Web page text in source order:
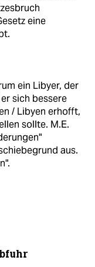
eine
ein Libyer, der
sich bessere
/ Libyen erhofft,
sollte. M.E.
aus.